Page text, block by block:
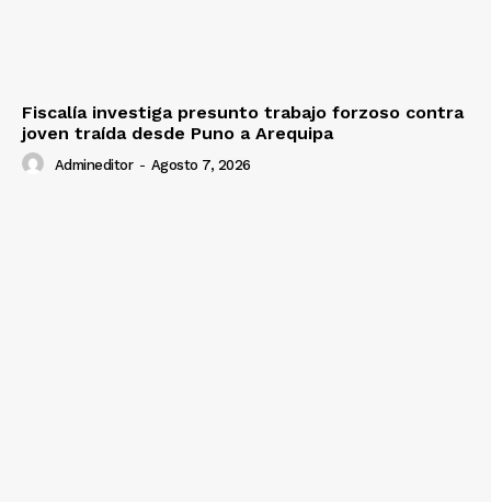
Fiscalía investiga presunto trabajo forzoso contra
joven traída desde Puno a Arequipa
Admineditor - Agosto 7, 2026